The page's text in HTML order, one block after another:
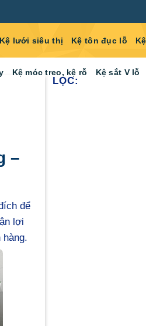
Kệ lưới siêu thị Kệ tôn đục lỗ
Kệ móc treo, kệ rỗ Kệ sắt V lỗ
–
để
lợi
LỌC: